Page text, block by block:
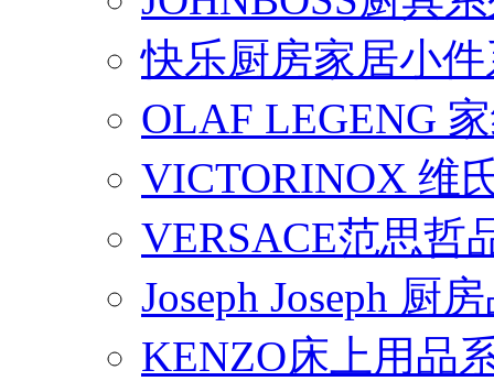
快乐厨房家居小
OLAF LEGENG
VICTORINOX 维
VERSACE范思哲
Joseph Joseph 厨
KENZO床上用品